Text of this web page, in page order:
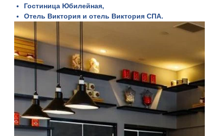
Гостиница Юбилейная,
Отель Виктория иотель Виктория СПА.